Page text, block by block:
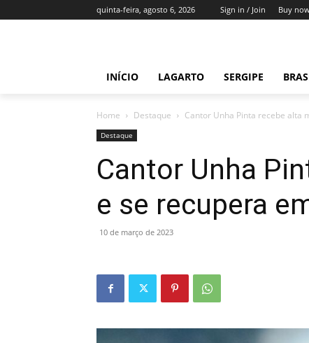
quinta-feira, agosto 6, 2026 Sign in / Join Buy
INÍCIO LAGARTO SERGIPE
Home Destaque Cantor Unha Pinta recebe alta
Destaque
Cantor Unha
e se recupera
10 de março de 2023